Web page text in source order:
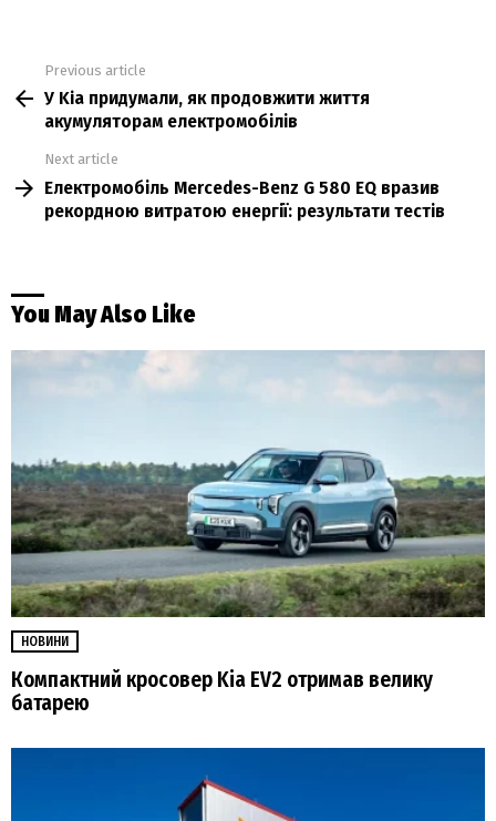
more
Previous article
У Kia придумали, як продовжити життя
акумуляторам електромобілів
Next article
Електромобіль Mercedes-Benz G 580 EQ вразив
рекордною витратою енергії: результати тестів
You May Also Like
НОВИНИ
Компактний кросовер Kia EV2 отримав велику
батарею